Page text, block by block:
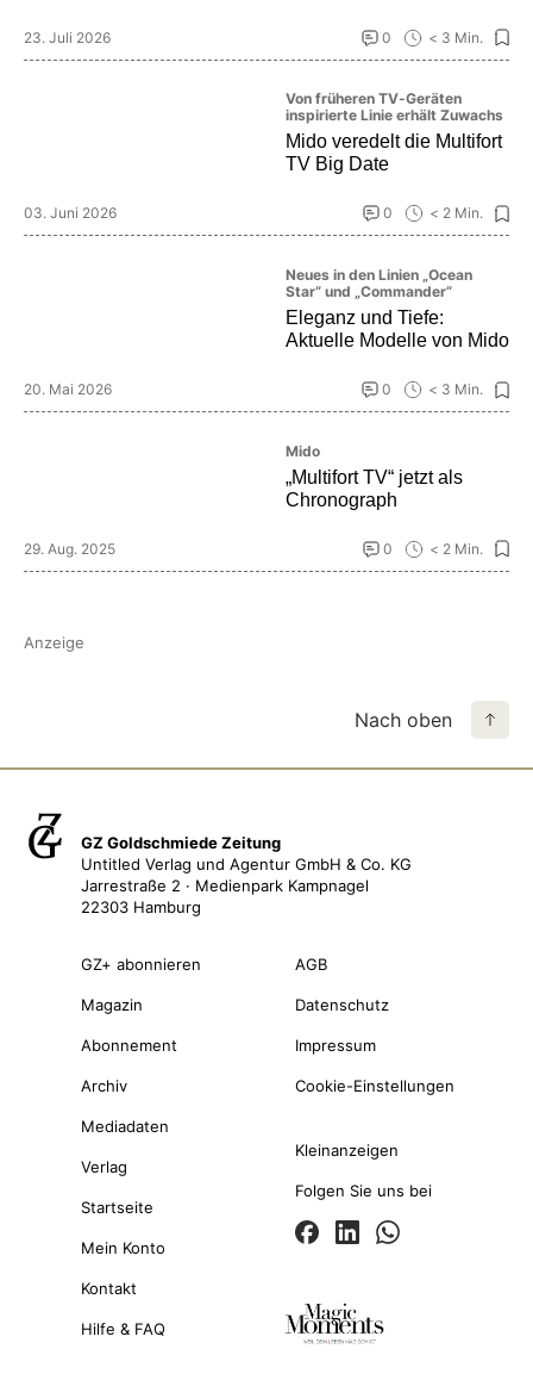
23. Juli 2026 0 < 3 Min.
Von früheren TV-Geräten
inspirierte Linie erhält Zuwachs
Mido veredelt die Multifort
TV Big Date
03. Juni 2026 0 < 2 Min.
Neues in den Linien „Ocean
Star“ und „Commander“
Eleganz und Tiefe:
Aktuelle Modelle von Mido
20. Mai 2026 0 < 3 Min.
Mido
„Multifort TV“ jetzt als
Chronograph
29. Aug. 2025 0 < 2 Min.
Anzeige
Nach oben
GZ Goldschmiede Zeitung
Untitled Verlag und Agentur GmbH & Co. KG
Jarrestraße 2 · Medienpark Kampnagel
22303 Hamburg
GZ+ abonnieren
Magazin
Abonnement
Archiv
Mediadaten
Verlag
AGB
Datenschutz
Impressum
Cookie-Einstellungen
Startseite
Mein Konto
Kontakt
Hilfe & FAQ
Kleinanzeigen
Folgen Sie uns bei